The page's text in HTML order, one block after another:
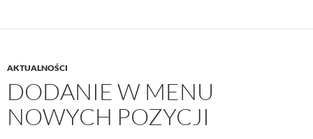
AKTUALNOŚCI
DODANIE W MENU
NOWYCH POZYCJI